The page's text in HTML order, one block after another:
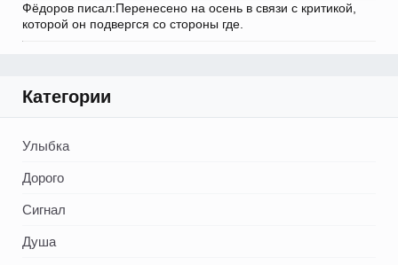
Фёдоров писал:Перенесено на осень в связи с критикой,
которой он подвергся со стороны где.
Категории
Улыбка
Дорого
Сигнал
Душа